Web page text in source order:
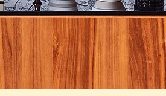
% ÜBER UNS ANGEBOT